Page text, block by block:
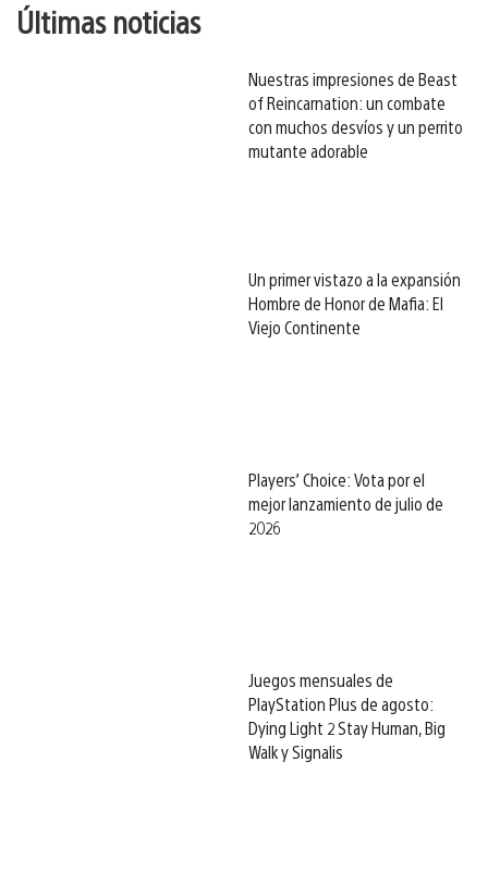
Últimas noticias
Nuestras impresiones de Beast
of Reincarnation: un combate
con muchos desvíos y un perrito
mutante adorable
Un primer vistazo a la expansión
Hombre de Honor de Mafia: El
Viejo Continente
Players’ Choice: Vota por el
mejor lanzamiento de julio de
2026
Juegos mensuales de
PlayStation Plus de agosto:
Dying Light 2 Stay Human, Big
Walk y Signalis